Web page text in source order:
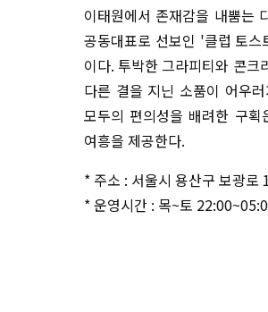
이태원에서 존재감을 내뿜
공동대표로 선보인 '클럽 토
이다. 투박한 그라피티와 콘크
다른 결을 지닌 소품이 어우
모두의 편의성을 배려한 구
여흥을 제공한다.
* 주소 : 서울시 용산구 보광로
* 운영시간 : 목~토